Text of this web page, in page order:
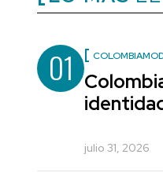
01
julio 31, 2026